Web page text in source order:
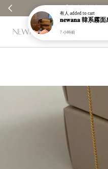
有人 added to cart
7 小時前